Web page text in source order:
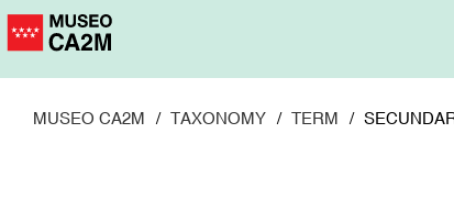
Pasar
MUSEO CA2M TAXONOMY TERM